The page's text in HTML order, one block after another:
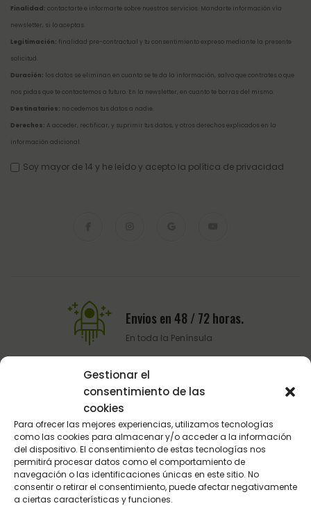
Gestionar el
consentimiento de las
cookies
Para ofrecer las mejores experiencias, utilizamos tecnologías
como las cookies para almacenar y/o acceder a la información
del dispositivo. El consentimiento de estas tecnologías nos
permitirá procesar datos como el comportamiento de
navegación o las identificaciones únicas en este sitio. No
consentir o retirar el consentimiento, puede afectar negativamente
a ciertas características y funciones.
Finalidad: contactarte e informarte sobre nuestros servicios. Mandarte información vía
newsletter, si lo aceptas.
Legitimación: finalidad pre-contractual y tu consentimiento expreso mediante la presente
solicitud.
Duración: los datos se eliminan en cuanto se te da la información, salvo que contrates o que
nos pidas que te contactemos a futuro. En la newsletter, en cuanto te borras del mismo.
Destinatarios: no cedemos tus datos a nadie.
Derechos: A acceder, rectificar, y suprimir tus datos, y otros derechos explicados en la
información adicional
Soy mayor de 14 y he leído y acepto la política de privacidad
Envios en 48 / 72 horas.
En toda la Península
Pago Seguro
Pasarela de pago del BBVA
Atención al Cliente
Telefónica y por email